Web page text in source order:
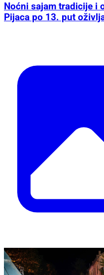
Noćni sajam tradicije i
Pijaca po 13. put